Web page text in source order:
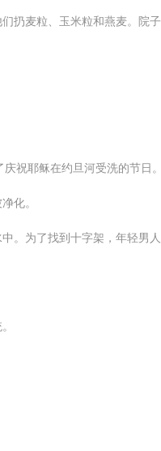
扔麦粒、玉米粒和燕麦。院
祝耶稣在约旦河受洗的节日。
化。
。为了找到十字架，年轻男